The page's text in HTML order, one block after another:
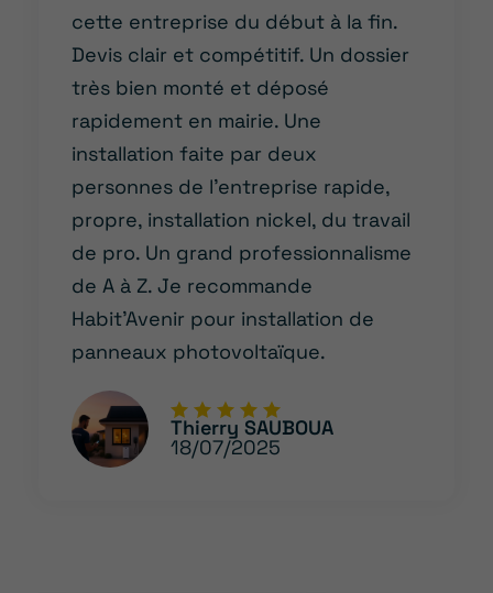
cette entreprise du début à la fin.
Devis clair et compétitif. Un dossier
très bien monté et déposé
rapidement en mairie. Une
installation faite par deux
personnes de l’entreprise rapide,
propre, installation nickel, du travail
de pro. Un grand professionnalisme
de A à Z. Je recommande
Habit’Avenir pour installation de
panneaux photovoltaïque.
Thierry SAUBOUA
18/07/2025